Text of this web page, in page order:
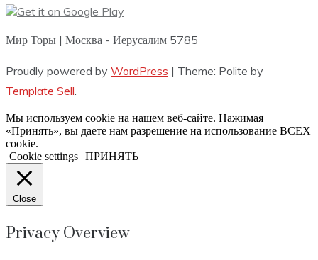
Мир Торы | Москва - Иерусалим 5785
Proudly powered by WordPress | Theme: Polite by
Template Sell.
Мы используем cookie на нашем веб-сайте. Нажимая
«Принять», вы даете нам разрешение на использование ВСЕХ
cookie.
Cookie settings ПРИНЯТЬ
Close
Privacy Overview